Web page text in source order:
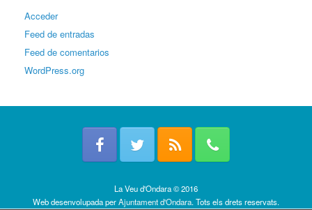
Acceder
Feed de entradas
Feed de comentarios
WordPress.org
La Veu d'Ondara © 2016
Web desenvolupada perAjuntament d'Ondara. Tots els drets reservats.